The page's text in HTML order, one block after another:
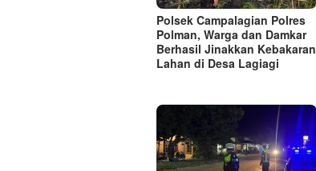
Polsek Campalagian Polres
Polman, Warga dan Damkar
Berhasil Jinakkan Kebakaran
Lahan di Desa Lagiagi